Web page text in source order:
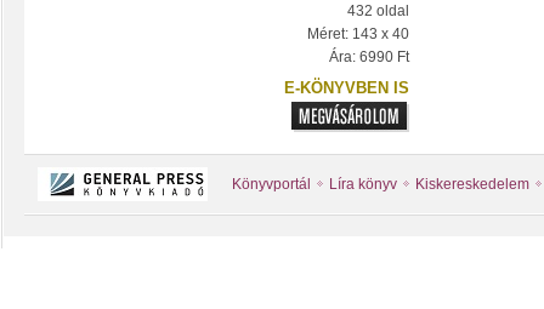
432 oldal
Méret: 143 x 40
Ára: 6990 Ft
E-KÖNYVBEN IS
Könyvportál Líra könyv Kiskereskedelem